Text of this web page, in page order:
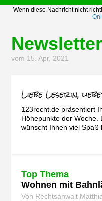
Wenn diese Nachricht nicht
Newsletter
vom 15. Apr, 2021
123recht.de präsentiert
Höhepunkte der Woche.
wünscht Ihnen viel Spaß
Top Thema
Wohnen mit
Von Rechtsanwalt